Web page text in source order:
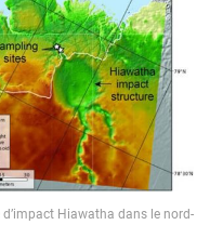
Hiawatha dans le nord-